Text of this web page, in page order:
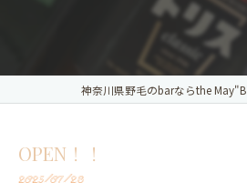
神奈川県野毛のbarならthe
OPEN！！
2025/07/28